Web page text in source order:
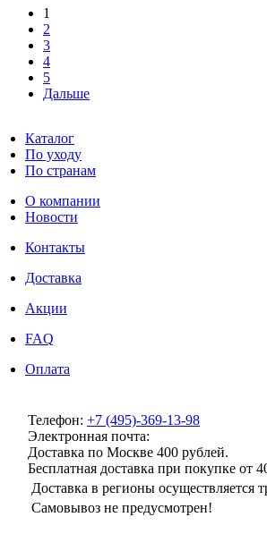
1
2
3
4
5
Дальше
Каталог
По уходу
По странам
О компании
Новости
Контакты
Доставка
Акции
FAQ
Оплата
Телефон: +7 (495)-369-13-98
Электронная почта:
Доставка по Москве 400 рублей.
Бесплатная доставка при покупке
Доставка в регионы
Самовывоз не предусмотрен!